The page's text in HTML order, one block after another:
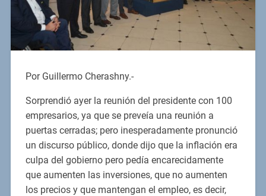
Por Guillermo Cherashny.-
Sorprendió ayer la reunión del presidente con 100
empresarios, ya que se preveía una reunión a
puertas cerradas; pero inesperadamente pronunció
un discurso público, donde dijo que la inflación era
culpa del gobierno pero pedía encarecidamente
que aumenten las inversiones, que no aumenten
los precios y que mantengan el empleo, es decir,